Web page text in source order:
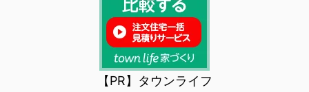
【PR】タウンライフ